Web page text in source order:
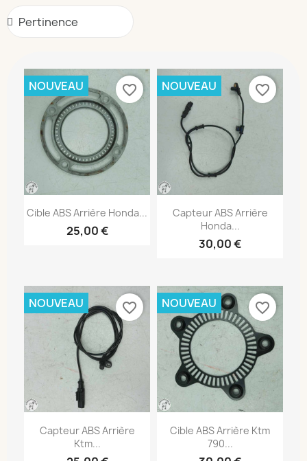
Cible ABS Arrière Honda...
25,00 €
NOUVEAU favorite_border
Capteur ABS Arrière
Honda...
30,00 €
NOUVEAU favorite_border
Capteur ABS Arrière
Ktm...
NOUVEAU favorite_border
Cible ABS Arrière Ktm
790...
NOUVEAU favorite_border